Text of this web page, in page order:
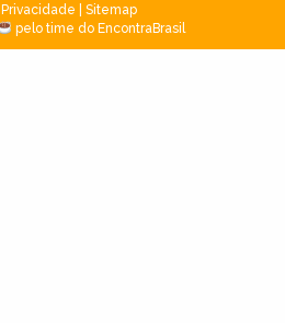
Privacidade
Sitemap
pelo time do EncontraBrasil